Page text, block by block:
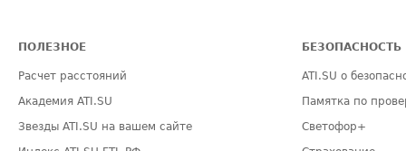
ПОЛЕЗНОЕ
Расчет расстояний
Академия ATI.SU
Звезды ATI.SU на вашем сайте
БЕЗОПАСНОСТЬ
ATI.SU о
Памятка по
Светофор+